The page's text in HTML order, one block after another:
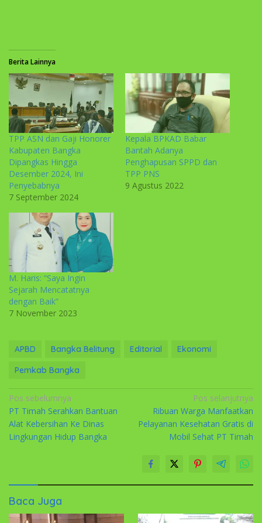
Berita Lainnya
TPP ASN dan Gaji Honorer
Kabupaten Bangka
Dipangkas Hingga
Desember 2024, Ini
Penyebabnya
7 September 2024
Kepala BPKAD Babar
Bantah Adanya
Penghapusan SPPD dan
TPP PNS
9 Agustus 2022
M. Haris: “Saya Ingin
Sejarah Mencatatnya
dengan Baik”
7 November 2023
APBD Bangka Belitung Editorial
Ekonomi
Pemkab Bangka
Navigasi
pos
Pos sebelumnya
PT Timah Serahkan Bantuan
Alat Kebersihan Ke Dinas
Lingkungan Hidup Bangka
Pos selanjutnya
Ribuan Warga Manfaatkan
Pelayanan Kesehatan Gratis di
Mobil Sehat PT Timah
Baca Juga